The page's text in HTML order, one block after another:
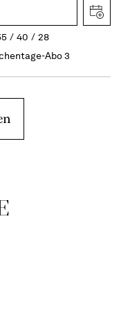
40
28
Abo 3